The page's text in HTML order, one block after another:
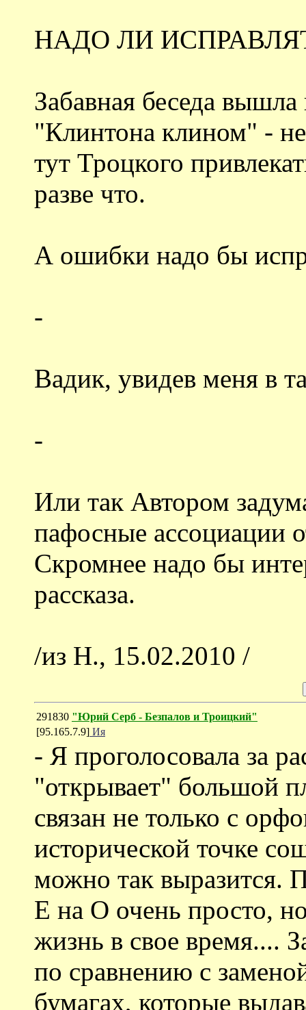
НАДО ЛИ
Забавная беседа
"Клинтона клином" -
тут Троцкого
разве что.
А ошибки надо бы
-
Вадик, увидев меня в
-
Или так Автором
пафосные ассоциации
Скромнее надо бы
рассказа.
/из Н., 15.02.2010 /
291830 "Юрий Серб - Безпалов и Троицкий"
[95.165.7.9] Ия
- Я проголосовала за
"открывает" большой
связан не только с
исторической точке
можно так выразится.
Е на О очень просто,
жизнь в свое время....
по сравнению с
бумагах, которые